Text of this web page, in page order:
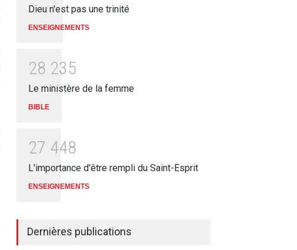
Dieu n'est pas une trinité
ENSEIGNEMENTS
28 235
Le ministère de la femme
BIBLE
27 448
L'importance d'être rempli du Saint-Esprit
ENSEIGNEMENTS
Dernières publications